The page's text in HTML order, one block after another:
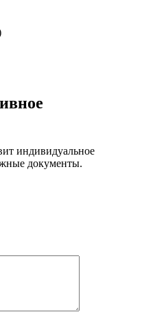
индивидуальное
документы.